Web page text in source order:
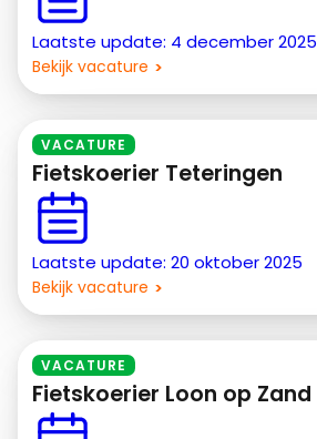
Laatste update: 4 december 2025
Bekijk vacature
VACATURE
Fietskoerier Teteringen
Laatste update: 20 oktober 2025
Bekijk vacature
VACATURE
Fietskoerier Loon op Zand